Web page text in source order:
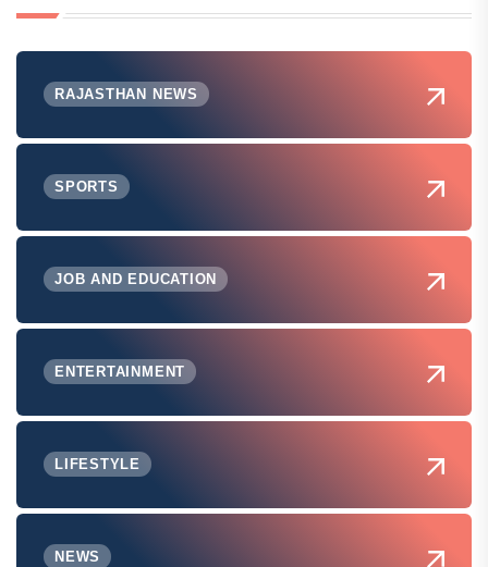
RAJASTHAN NEWS
SPORTS
JOB AND EDUCATION
ENTERTAINMENT
LIFESTYLE
NEWS